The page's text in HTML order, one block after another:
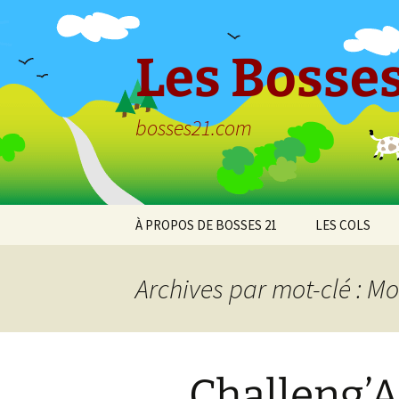
Les
bosses21.com
À PROPOS DE BOSSES 21
confidentialité
LES COLS
Chaume
Archives par mot-clé :